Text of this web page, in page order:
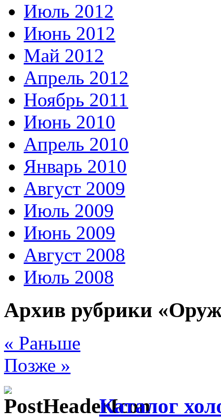
Июль 2012
Июнь 2012
Май 2012
Апрель 2012
Ноябрь 2011
Июнь 2010
Апрель 2010
Январь 2010
Август 2009
Июль 2009
Июнь 2009
Август 2008
Июль 2008
Архив рубрики
« Раньше
Позже »
Каталог